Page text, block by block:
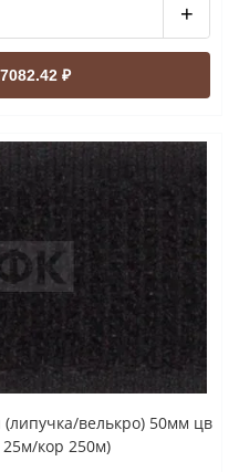
+
₽
велькро) 50мм цв
кор 250м)